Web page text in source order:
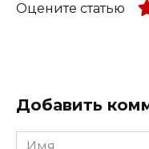
Оцените статью
Добавить
Имя